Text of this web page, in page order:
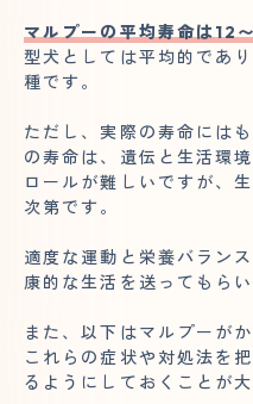
マルプーの平均寿命は12
型犬としては平均的であ
種です。
ただし、実際の寿命には
の寿命は、遺伝と生活環
ロールが難しいですが、
次第です。
適度な運動と栄養バラン
康的な生活を送ってもらい
また、以下はマルプーが
これらの症状や対処法を
るようにしておくことが大